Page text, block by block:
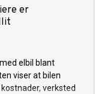
at elbilen er blitt
er
elbil blant
viser at bilen
verksted